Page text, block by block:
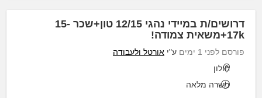
דרושים/ת במיידי נהגי 12/15 טון+שכר 15-
17k+משאית צמודה!
פורסם לפני 1 ימים ע"י אורטל ולעבודה
חולון
משרה מלאה